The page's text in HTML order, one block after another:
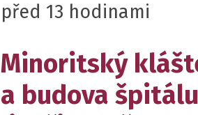
před 13 hodinami
Minoritský
a budova